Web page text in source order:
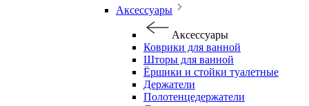
Аксессуары
Аксессуары
Коврики для ванной
Шторы для ванной
Ёршики и стойки туалетные
Держатели
Полотенцедержатели